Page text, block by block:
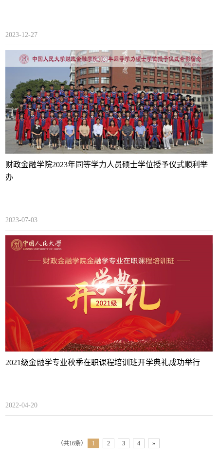
2023-12-27
财政金融学院2023年同等学力人员硕士学位授予仪式顺利举
办
2023-07-03
2021级金融学专业秋季在职课程培训班开学典礼成功举行
2022-04-20
（共16条） 1 2 3 4 »